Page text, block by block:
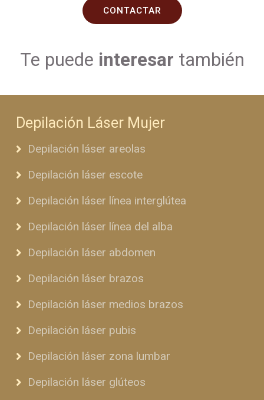
CONTACTAR
Te puede interesar también
Depilación Láser Mujer
Depilación láser areolas
Depilación láser escote
Depilación láser línea interglútea
Depilación láser línea del alba
Depilación láser abdomen
Depilación láser brazos
Depilación láser medios brazos
Depilación láser pubis
Depilación láser zona lumbar
Depilación láser glúteos